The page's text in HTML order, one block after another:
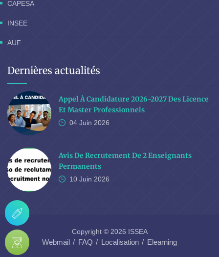
CAPESA
INSEE
AUF
Dernières actualités
Appel À Candidature 2026-2027 Des Licence
Et Master Professionnels
04 Juin 2026
Avis De Recrutement De 2 Enseignants
Permanents
10 Juin 2026
Copyright © 2026 ISSEA
Webmail FAQ Localisation Elearning